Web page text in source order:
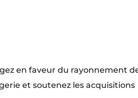
en faveur du rayonnement
et soutenez les acquisitions